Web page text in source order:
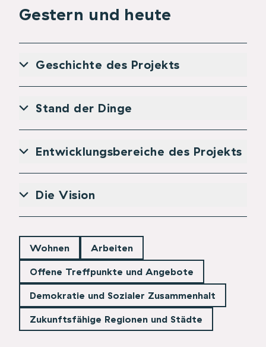
Gestern und heute
Geschichte des Projekts
Stand der Dinge
Entwicklungsbereiche des Projekts
Die Vision
Wohnen
Arbeiten
Offene Treffpunkte und Angebote
Demokratie und Sozialer Zusammenhalt
Zukunftsfähige Regionen und Städte